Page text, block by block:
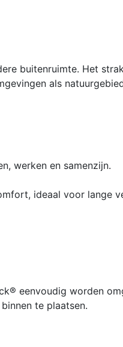
buitenruimte. Het
als
werken en samenzijn.
ideaal voor lange
eenvoudig worden
te plaatsen.